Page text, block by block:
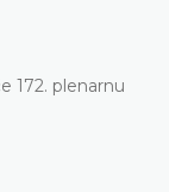
172. plenarnu